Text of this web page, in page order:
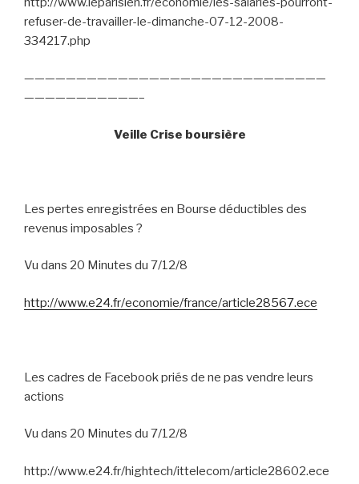
refuser-de-travailler-le-dimanche-07-12-2008-
334217.php
—————————————————————————————
———————————–
Veille Crise boursière
Les pertes enregistrées en Bourse déductibles des
revenus imposables ?
Vu dans 20 Minutes du 7/12/8
http://www.e24.fr/economie/france/article28567.ece
Les cadres de Facebook priés de ne pas vendre leurs
actions
Vu dans 20 Minutes du 7/12/8
http://www.e24.fr/hightech/ittelecom/article28602.ece